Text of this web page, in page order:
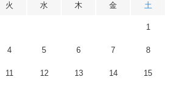
火 水 木 金 土
1
4 5 6 7 8
11 12 13 14 15